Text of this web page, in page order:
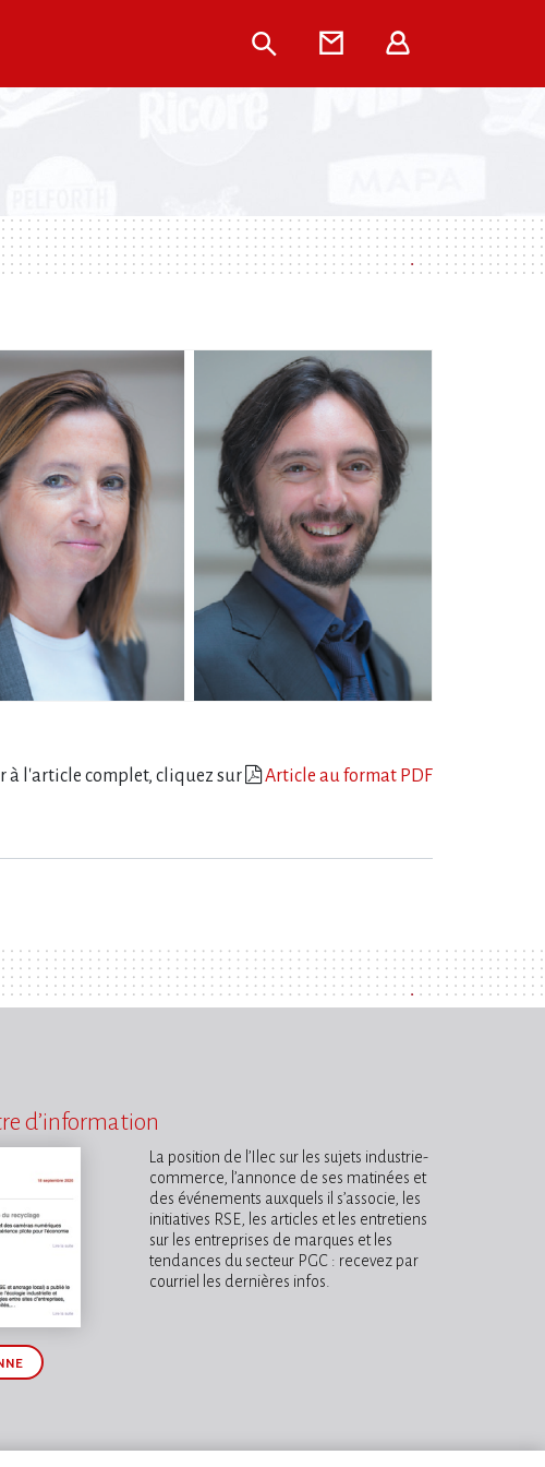
Rechercher
Contact
à l'article complet, cliquez sur
Article au format PDF
d’information
La position de l’Ilec sur les sujets industrie-
commerce, l’annonce de ses matinées et
des événements auxquels il s’associe, les
initiatives RSE, les articles et les entretiens
sur les entreprises de marques et les
tendances du secteur PGC : recevez par
courriel les dernières infos.